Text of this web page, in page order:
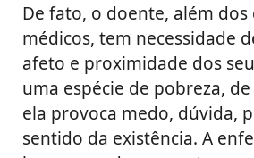
De fato, o doente, além dos
médicos, tem necessidade
afeto e proximidade dos
uma espécie de pobreza,
ela provoca medo, dúvida,
sentido da existência. A